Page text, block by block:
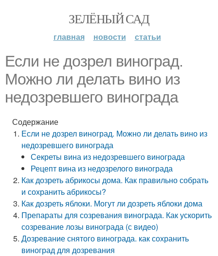
ЗЕЛЁНЫЙ САД
главная новости статьи
Если не дозрел виноград.
Можно ли делать вино из
недозревшего винограда
Содержание
Если не дозрел виноград. Можно ли делать вино из
недозревшего винограда
Секреты вина из недозревшего винограда
Рецепт вина из недозрелого винограда
Как дозреть абрикосы дома. Как правильно собрать
и сохранить абрикосы?
Как дозреть яблоки. Могут ли дозреть яблоки дома
Препараты для созревания винограда. Как ускорить
созревание лозы винограда (с видео)
Дозревание снятого винограда. как сохранить
виноград для дозревания